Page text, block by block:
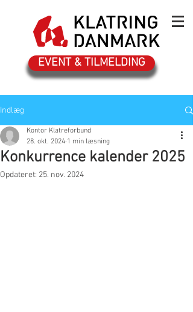
EVENT & TILMELDING
Indlæg
Konkurrence kalender 2025
Kontor Klatreforbund
28. okt. 2024 1 min læsning
Opdateret: 25. nov. 2024